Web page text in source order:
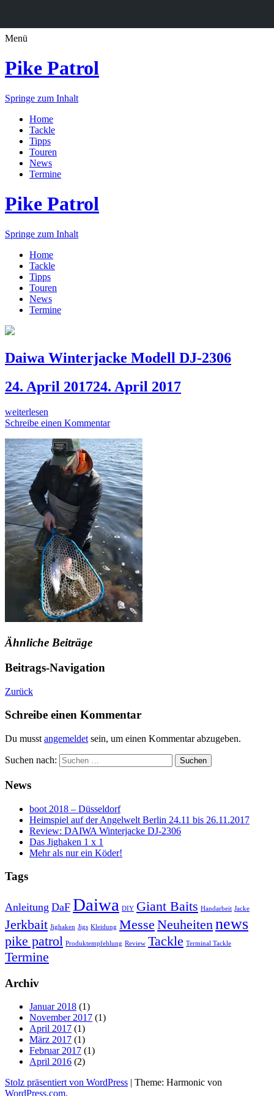
Menü
Pike Patrol
Springe zum Inhalt
Home
Tackle
Tipps
Touren
News
Termine
Pike Patrol
Springe zum Inhalt
Home
Tackle
Tipps
Touren
News
Termine
Daiwa Winterjacke Modell DJ-2306
24. April 201724. April 2017
weiterlesen
Schreibe einen Kommentar
Ähnliche Beiträge
Beitrags-Navigation
Zurück
Schreibe einen Kommentar
Du musst angemeldet sein, um einen Kommentar abzugeben.
Suchen nach:
News
boot 2018 – Düsseldorf
Heimspiel auf der Angelwelt Berlin 24.11 bis 26.11.2017
Review: DAIWA Winterjacke DJ-2306
Das Jighaken 1 x 1
Mehr als nur ein Köder!
Tags
Anleitung DaF Daiwa DIY Giant Baits Handarbeit Jacke
Jerkbait Jighaken Jigs Kleidung Messe Neuheiten news
pike patrol Produktempfehlung Review Tackle Terminal Tackle
Termine
Archiv
Januar 2018 (1)
November 2017 (1)
April 2017 (1)
März 2017 (1)
Februar 2017 (1)
April 2016 (2)
Stolz präsentiert von WordPress | Theme: Harmonic von
WordPress.com.